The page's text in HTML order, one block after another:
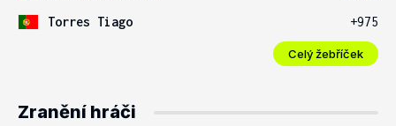
Torres Tiago
+975
Celý žebříček
Zranění hráči